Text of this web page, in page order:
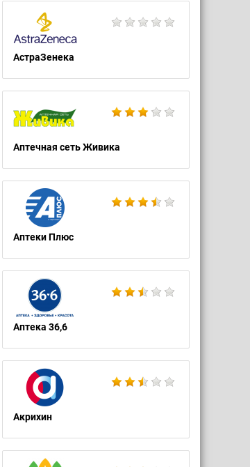
АстраЗенека
Аптечная сеть Живика
Аптеки Плюс
Аптека 36,6
Акрихин